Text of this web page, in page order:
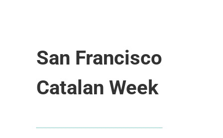
San Francisco
Catalan Week